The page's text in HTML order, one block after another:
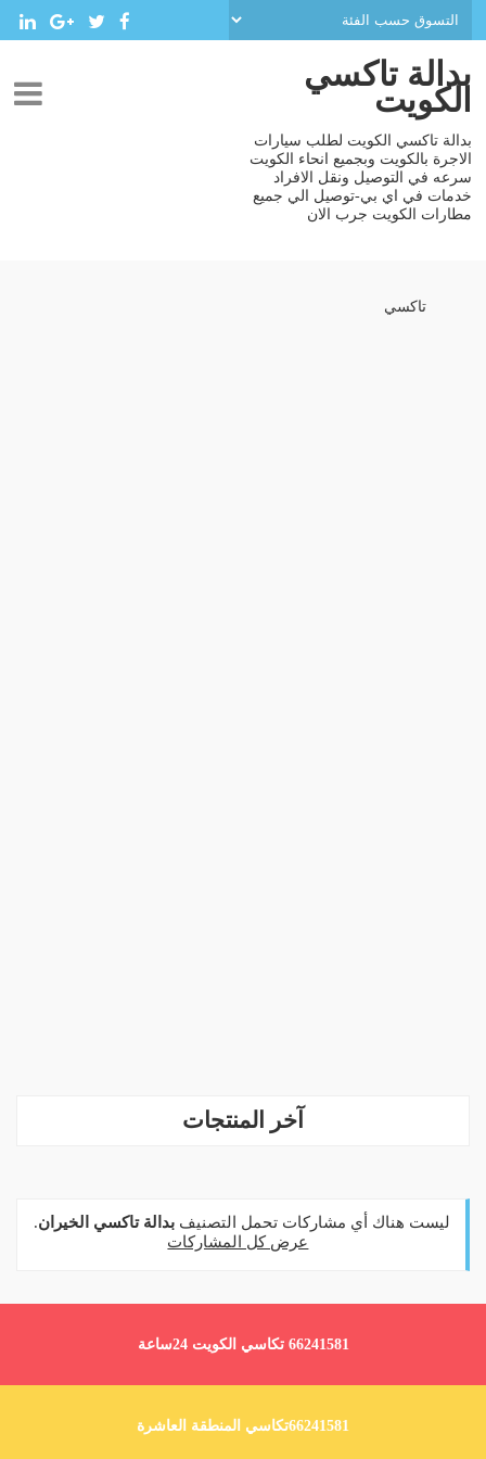
بدالة تاكسي
الكويت
بدالة تاكسي الكويت لطلب سيارات
الاجرة بالكويت وبجميع انحاء الكويت
سرعه في التوصيل ونقل الافراد
خدمات في اي بي-توصيل الي جميع
مطارات الكويت جرب الان
تاكسي
آخر المنتجات
‏ليست هناك أي مشاركات تحمل التصنيفبدالة تاكسي الخيران.
عرض كل المشاركات
66241581 تكاسي الكويت 24ساعة
66241581تكاسي المنطقة العاشرة